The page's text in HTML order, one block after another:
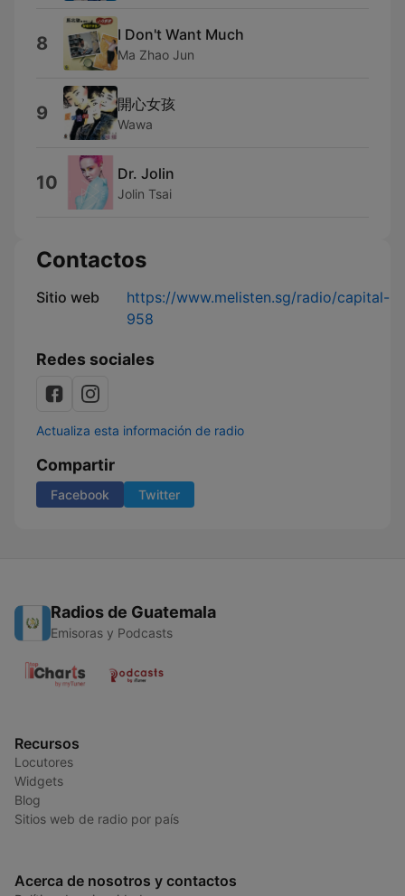
8 I Don't Want Much
Ma Zhao Jun
9 開心女孩
Wawa
10 Dr. Jolin
Jolin Tsai
Contactos
Sitio web
https://www.melisten.sg/radio/capital-
958
Redes sociales
Actualiza esta información de radio
Compartir
Facebook Twitter
Radios de Guatemala
Emisoras y Podcasts
Recursos
Locutores
Widgets
Blog
Sitios web de radio por país
Acerca de nosotros y contactos